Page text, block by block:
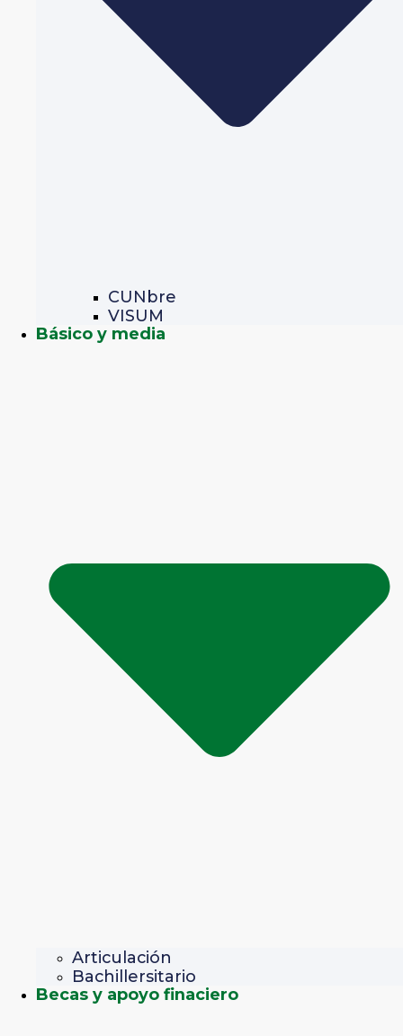
CUNbre
VISUM
Básico y media
Articulación
Bachillersitario
Becas y apoyo finaciero